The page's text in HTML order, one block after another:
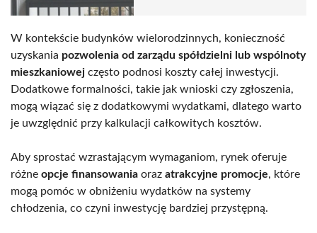
W kontekście budynków wielorodzinnych, konieczność
uzyskania pozwolenia od zarządu spółdzielni lub wspólnoty
mieszkaniowej często podnosi koszty całej inwestycji.
Dodatkowe formalności, takie jak wnioski czy zgłoszenia,
mogą wiązać się z dodatkowymi wydatkami, dlatego warto
je uwzględnić przy kalkulacji całkowitych kosztów.
Aby sprostać wzrastającym wymaganiom, rynek oferuje
różne opcje finansowania oraz atrakcyjne promocje, które
mogą pomóc w obniżeniu wydatków na systemy
chłodzenia, co czyni inwestycję bardziej przystępną.